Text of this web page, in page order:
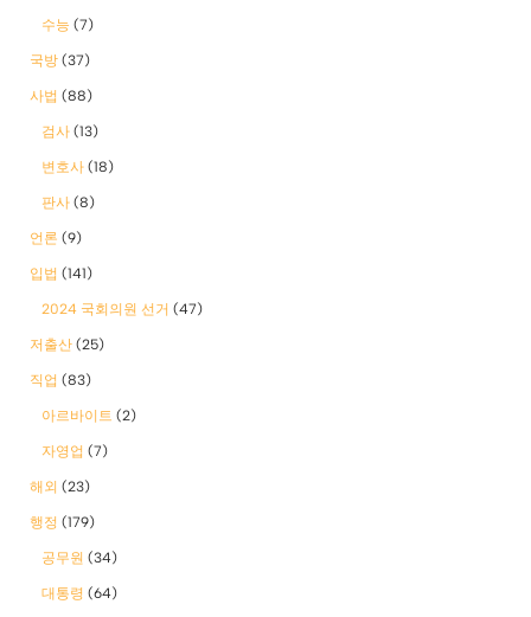
수능 (7)
국방 (37)
사법 (88)
검사 (13)
변호사 (18)
판사 (8)
언론 (9)
입법 (141)
2024 국회의원 선거 (47)
저출산 (25)
직업 (83)
아르바이트 (2)
자영업 (7)
해외 (23)
행정 (179)
공무원 (34)
대통령 (64)